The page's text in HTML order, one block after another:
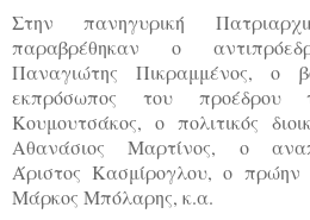
Στην πανηγυρική
παραβρέθηκαν ο
Παναγιώτης Πικραμμένος, ο
εκπρόσωπος του προέδρου
Κουμουτσάκος, ο πολιτικός
Αθανάσιος Μαρτίνος, ο
Άριστος Κασμίρογλου, ο πρώην
Μάρκος Μπόλαρης, κ.α.